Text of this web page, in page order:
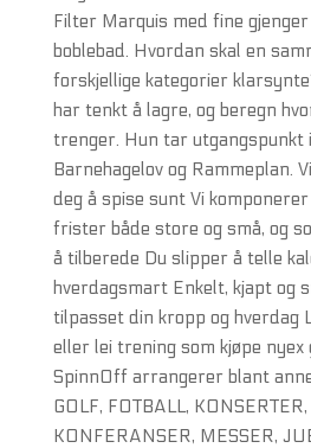
Filter Marquis med fine
boblebad. Hvordan skal en
forskjellige kategorier
har tenkt å lagre, og beregn
trenger. Hun tar utgangspunkt
Barnehagelov og Rammeplan.
deg å spise sunt Vi
frister både store og små, og
å tilberede Du slipper å telle
hverdagsmart Enkelt, kjapt og
tilpasset din kropp og hverdag
eller lei trening som kjøpe
SpinnOff arrangerer blant
GOLF, FOTBALL,
KONFERANSER, MESSER,